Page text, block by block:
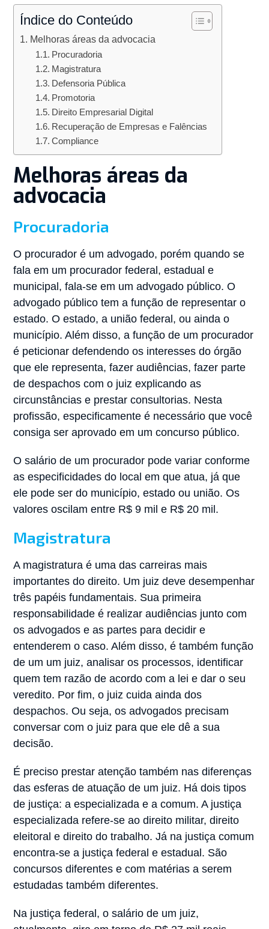
Índice do Conteúdo
Melhoras áreas da advocacia
Procuradoria
Magistratura
Defensoria Pública
Promotoria
Direito Empresarial Digital
Recuperação de Empresas e Falências
Compliance
Melhoras áreas da
advocacia
Procuradoria
O procurador é um advogado, porém quando se
fala em um procurador federal, estadual e
municipal, fala-se em um advogado público. O
advogado público tem a função de representar o
estado. O estado, a união federal, ou ainda o
município. Além disso, a função de um procurador
é peticionar defendendo os interesses do órgão
que ele representa, fazer audiências, fazer parte
de despachos com o juiz explicando as
circunstâncias e prestar consultorias. Nesta
profissão, especificamente é necessário que você
consiga ser aprovado em um concurso público.
O salário de um procurador pode variar conforme
as especificidades do local em que atua, já que
ele pode ser do município, estado ou união. Os
valores oscilam entre R$ 9 mil e R$ 20 mil.
Magistratura
A magistratura é uma das carreiras mais
importantes do direito. Um juiz deve desempenhar
três papéis fundamentais. Sua primeira
responsabilidade é realizar audiências junto com
os advogados e as partes para decidir e
entenderem o caso. Além disso, é também função
de um um juiz, analisar os processos, identificar
quem tem razão de acordo com a lei e dar o seu
veredito. Por fim, o juiz cuida ainda dos
despachos. Ou seja, os advogados precisam
conversar com o juiz para que ele dê a sua
decisão.
É preciso prestar atenção também nas diferenças
das esferas de atuação de um juiz. Há dois tipos
de justiça: a especializada e a comum. A justiça
especializada refere-se ao direito militar, direito
eleitoral e direito do trabalho. Já na justiça comum
encontra-se a justiça federal e estadual. São
concursos diferentes e com matérias a serem
estudadas também diferentes.
Na justiça federal, o salário de um juiz,